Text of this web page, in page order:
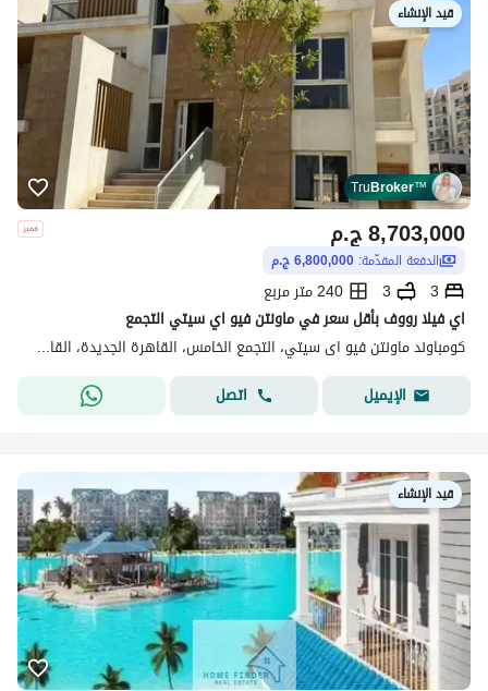
قيد الإنشاء
TruBroker™
ج.م8,703,000
الدفعة المقدّمة: 6,800,000 ج.م
3
3
240 متر مربع
اي فيلا رووف بأقل سعر في ماونتن فيو اي سيتي التجمع
كومباوند ماونتن فيو اى سيتي، التجمع الخامس، القاهرة الجديدة، القاهرة
الإيميل
اتصل
قيد الإنشاء